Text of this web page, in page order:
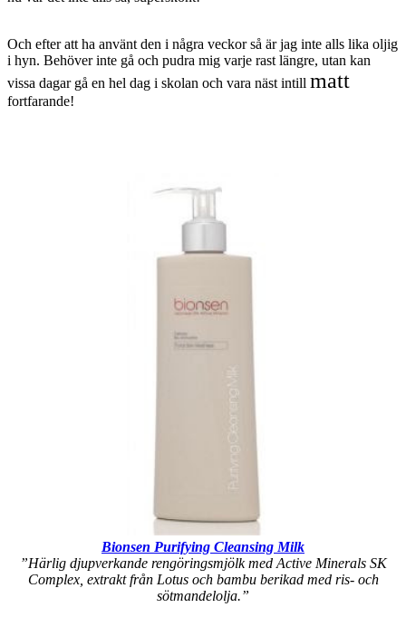
Och efter att ha använt den i några veckor så är jag inte alls lika oljig
i hyn. Behöver inte gå och pudra mig varje rast längre, utan kan
vissa dagar gå en hel dag i skolan och vara näst intill matt
fortfarande!
Bionsen Purifying Cleansing Milk
”Härlig djupverkande rengöringsmjölk med Active Minerals SK
Complex, extrakt från Lotus och bambu berikad med ris- och
sötmandelolja.”